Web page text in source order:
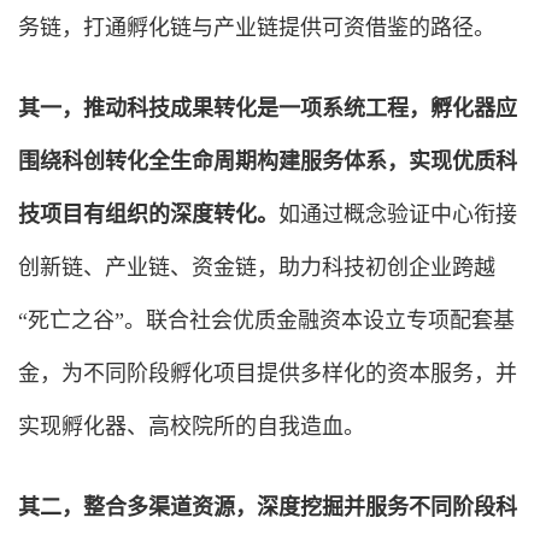
务链，打通孵化链与产业链提供可资借鉴的路径。
其一，推动科技成果转化是一项系统工程，孵化器应
围绕科创转化全生命周期构建服务体系，实现优质科
技项目有组织的深度转化。 如通过概念验证中心衔接
创新链、产业链、资金链，助力科技初创企业跨越
“死亡之谷”。联合社会优质金融资本设立专项配套基
金，为不同阶段孵化项目提供多样化的资本服务，并
实现孵化器、高校院所的自我造血。
其二，整合多渠道资源，深度挖掘并服务不同阶段科